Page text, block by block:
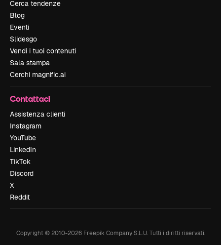
Cerca tendenze
Blog
Eventi
Slidesgo
Vendi i tuoi contenuti
Sala stampa
Cerchi magnific.ai
Contattaci
Assistenza clienti
Instagram
YouTube
LinkedIn
TikTok
Discord
X
Reddit
Copyright © 2010-2026Freepik Company S.L.U. Tutti i diritti riservati.